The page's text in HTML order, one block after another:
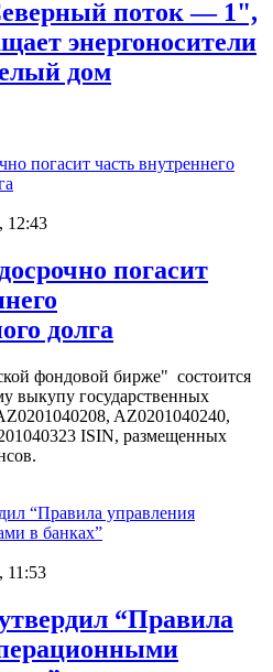
поток — 1",
энергоносители
дом
12:43
погасит
долга
фондовой бирже" состоится
выкупу государственных
AZ0201040240,
ISIN, размещенных
11:53
“Правила